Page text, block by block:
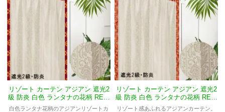
リゾート カーテン アジアン 遮光2
級 防炎 白色 ランタナの花柄 REW
HエルフTイカット
白色ランタナ花柄のアジアンリゾートカ
リゾート カーテン アジアン 遮光2
級 防炎 白色 ランタナの花柄 REW
HエルフTチャンティック
リゾート感あふれるアジアンカーテン。